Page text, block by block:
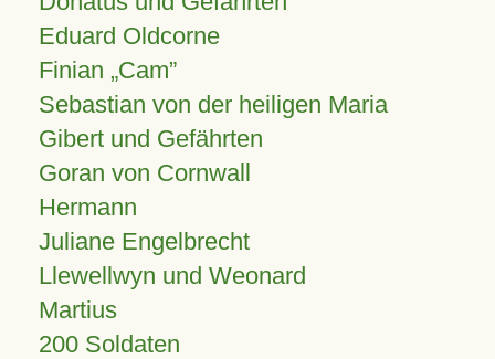
Eduard Oldcorne
Finian Cam
Sebastian von der heiligen Maria
Gibert und Gefährten
Goran von Cornwall
Hermann
Juliane Engelbrecht
Llewellwyn und Weonard
Martius
200 Soldaten